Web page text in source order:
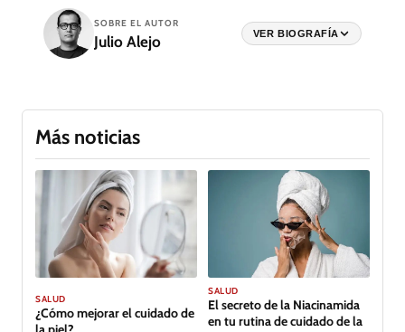
SOBRE EL AUTOR
Julio Alejo VER BIOGRAFÍA
Más noticias
SALUD
¿Cómo mejorar el cuidado de
SALUD
El secreto de la Niacinamida
en tu rutina de cuidado de la